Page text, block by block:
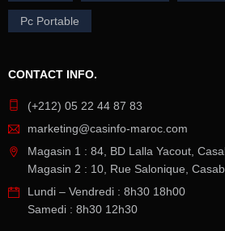
Pc Portable
CONTACT INFO.
(+212) 05 22 44 87 83
marketing@casinfo-maroc.com
Magasin 1 : 84, BD Lalla Yacout,
Magasin 2 : 10, Rue Salonique,
Lundi – Vendredi : 8h30 18h00
Samedi : 8h30 12h30